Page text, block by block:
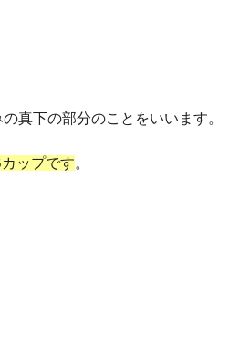
真下の部分のことをいいます。
ップです。